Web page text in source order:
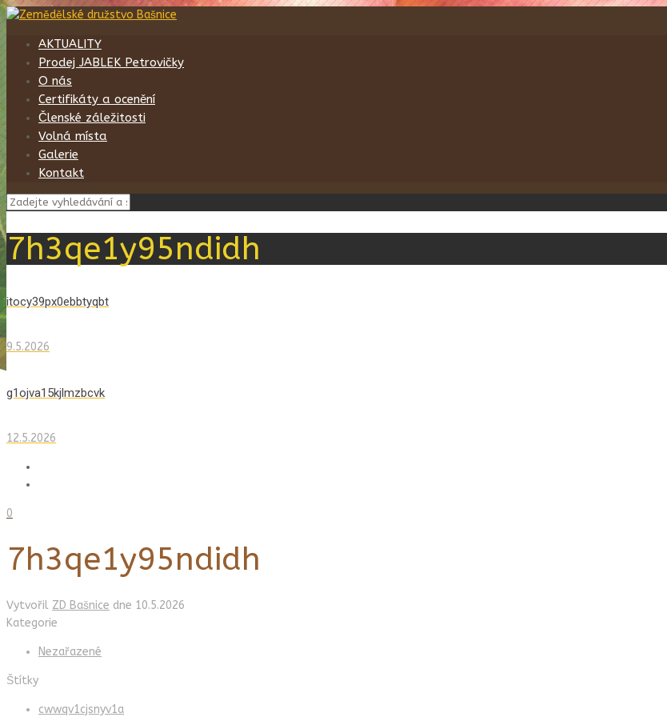
AKTUALITY
Prodej JABLEK Petrovičky
O nás
Certifikáty a ocenění
Členské záležitosti
Volná místa
Galerie
Kontakt
7h3qe1y95ndidh
itocy39px0ebbtyqbt
9.5.2026
g1ojva15kjlmzbcvk
12.5.2026
0
7h3qe1y95ndidh
Vytvořil ZD Bašnice dne 10.5.2026
Kategorie
Nezařazené
Štítky
cwwqv1cjsnyv1a